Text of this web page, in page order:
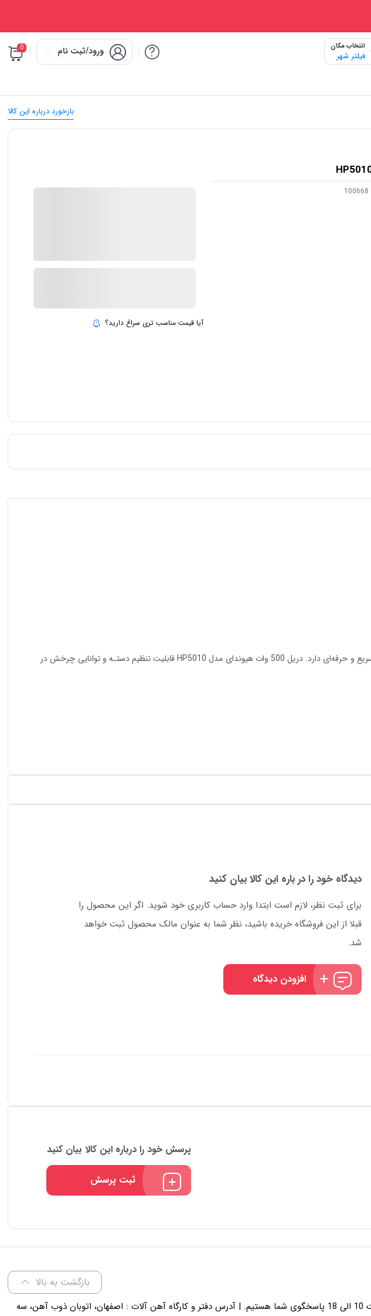
انتخاب مکان
فیلتر شهر ورود/ثبت نام 0
بازخورد درباره این کالا
100668
آیا قیمت مناسب تری سراغ دارید؟
دریل 500 وات هیوندای مدل HP5010 دارای سیستم پیشرفته گردش در دو جهت به چپ و راست بود‌ه و عملکردی سریع و حرفه‌ای دارد. دریل 500 وات هیوندای مدل HP5010 قابلیت تنظیم دستـه و توانایی چرخش در
دیدگاه خود را در باره این کالا بیان کنید
برای ثبت نظر، لازم است ابتدا وارد حساب کاربری خود شوید. اگر این محصول را
قبلا از این فروشگاه خریده باشید، نظر شما به عنوان مالک محصول ثبت خواهد
شد.
افزودن دیدگاه
پرسش خود را درباره این کالا بیان کنید
ثبت پرسش
بازگشت به بالا
هفت روز هفته، ساعت 10 الی 18 پاسخگوی شما هستیم. | آدرس دفتر و کارگاه آهن آلات : اصفهان، اتوبان ذوب آهن، سه